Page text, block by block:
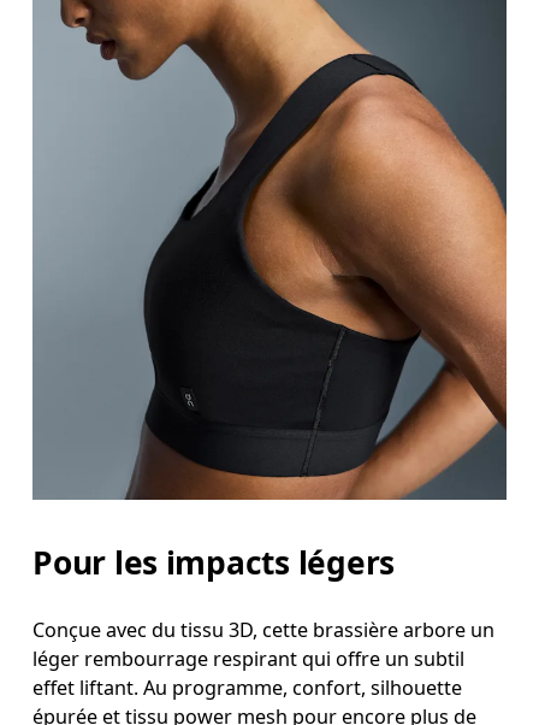
Pour les impacts légers
Conçue avec du tissu 3D, cette brassière arbore un
léger rembourrage respirant qui offre un subtil
effet liftant. Au programme, confort, silhouette
épurée et tissu power mesh pour encore plus de